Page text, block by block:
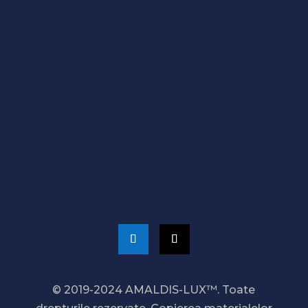
© 2019-2024 AMALDIS-LUX™. Toate